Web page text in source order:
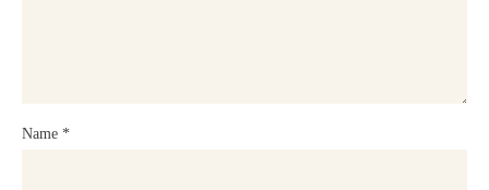
Name *